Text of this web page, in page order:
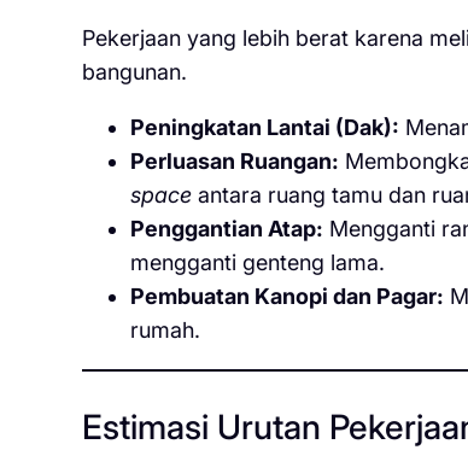
Pekerjaan yang lebih berat karena
bangunan.
Peningkatan Lantai (Dak):
Perluasan Ruangan:
spaceantara ruang tamu dan
Penggantian Atap: Mengganti
mengganti genteng lama.
Pembuatan Kanopi dan Pagar:
rumah.
Estimasi Urutan